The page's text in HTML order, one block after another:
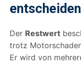
Der Restwert
trotz
Er wird von